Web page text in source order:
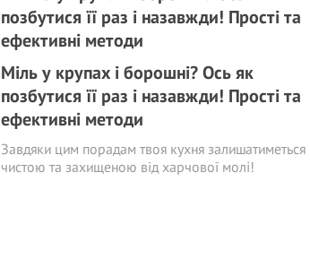
Міль у крупах і борошні? Ось як
позбутися її раз і назавжди! Прості та
ефективні методи
Завдяки цим порадам твоя кухня залишатиметься
чистою та захищеною від харчової молі!